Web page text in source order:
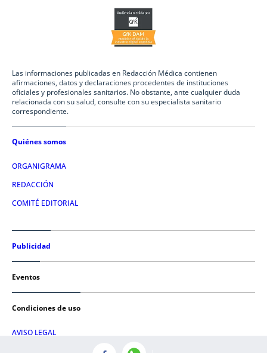
Las informaciones publicadas en Redacción Médica contienen
afirmaciones, datos y declaraciones procedentes de instituciones
oficiales y profesionales sanitarios. No obstante, ante cualquier duda
relacionada con su salud, consulte con su especialista sanitario
correspondiente.
Quiénes somos
ORGANIGRAMA
REDACCIÓN
COMITÉ EDITORIAL
Publicidad
Eventos
Condiciones de uso
AVISO LEGAL